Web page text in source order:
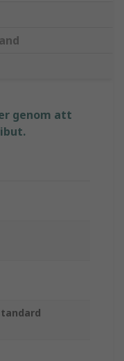
genom att